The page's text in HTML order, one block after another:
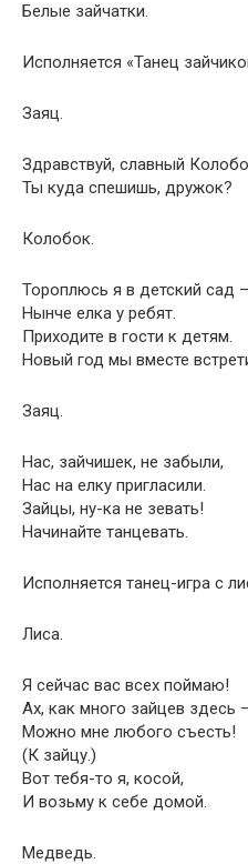
Белые зайчатки.
Исполняется «Танец
Заяц.
Здравствуй, славный
Ты куда спешишь, дружок?
Колобок.
Тороплюсь я в детский сад
Нынче елка у ребят.
Приходите в гости к детям.
Новый год мы вместе
Заяц.
Нас, зайчишек, не забыли,
Нас на елку пригласили.
Зайцы, ну-ка не зевать!
Начинайте танцевать.
Исполняется танец-игра с
Лиса.
Я сейчас вас всех поймаю!
Ах, как много зайцев здесь
Можно мне любого съесть!
(К зайцу.)
Вот тебя-то я, косой,
И возьму к себе домой.
Медведь.